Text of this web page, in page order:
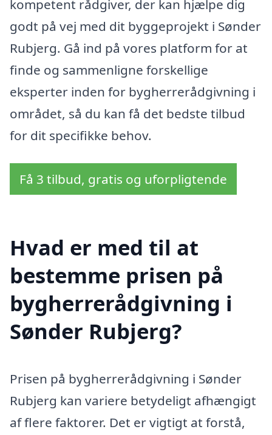
kompetent rådgiver, der kan hjælpe dig
godt på vej med dit byggeprojekt i Sønder
Rubjerg. Gå ind på vores platform for at
finde og sammenligne forskellige
eksperter inden for bygherrerådgivning i
området, så du kan få det bedste tilbud
for dit specifikke behov.
Få 3 tilbud, gratis og uforpligtende
Hvad er med til at
bestemme prisen på
bygherrerådgivning i
Sønder Rubjerg?
Prisen på bygherrerådgivning i Sønder
Rubjerg kan variere betydeligt afhængigt
af flere faktorer. Det er vigtigt at forstå,